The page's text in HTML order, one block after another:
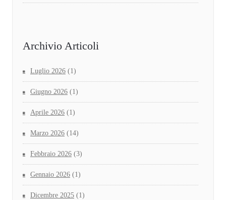
Archivio Articoli
Luglio 2026 (1)
Giugno 2026 (1)
Aprile 2026 (1)
Marzo 2026 (14)
Febbraio 2026 (3)
Gennaio 2026 (1)
Dicembre 2025 (1)